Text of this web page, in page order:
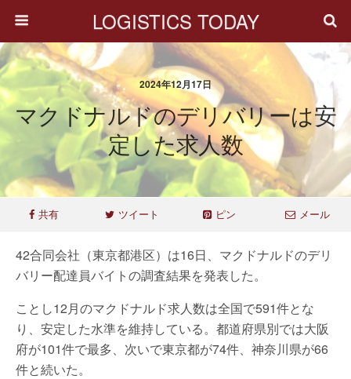
LOGISTICS TODAY
2024年12月17日
マクドナルドのデリバリーは安
定した求人数
共有 ツイート ピン メール
42合同会社（東京都港区）は16日、マクドナルドのデリ
バリー配達員バイトの調査結果を発表した。
ことし12月のマクドナルド求人数は全国で591件とな
り、安定した水準を維持している。都道府県別では大阪
府が101件で最多、次いで東京都が74件、神奈川県が66
件と続いた。